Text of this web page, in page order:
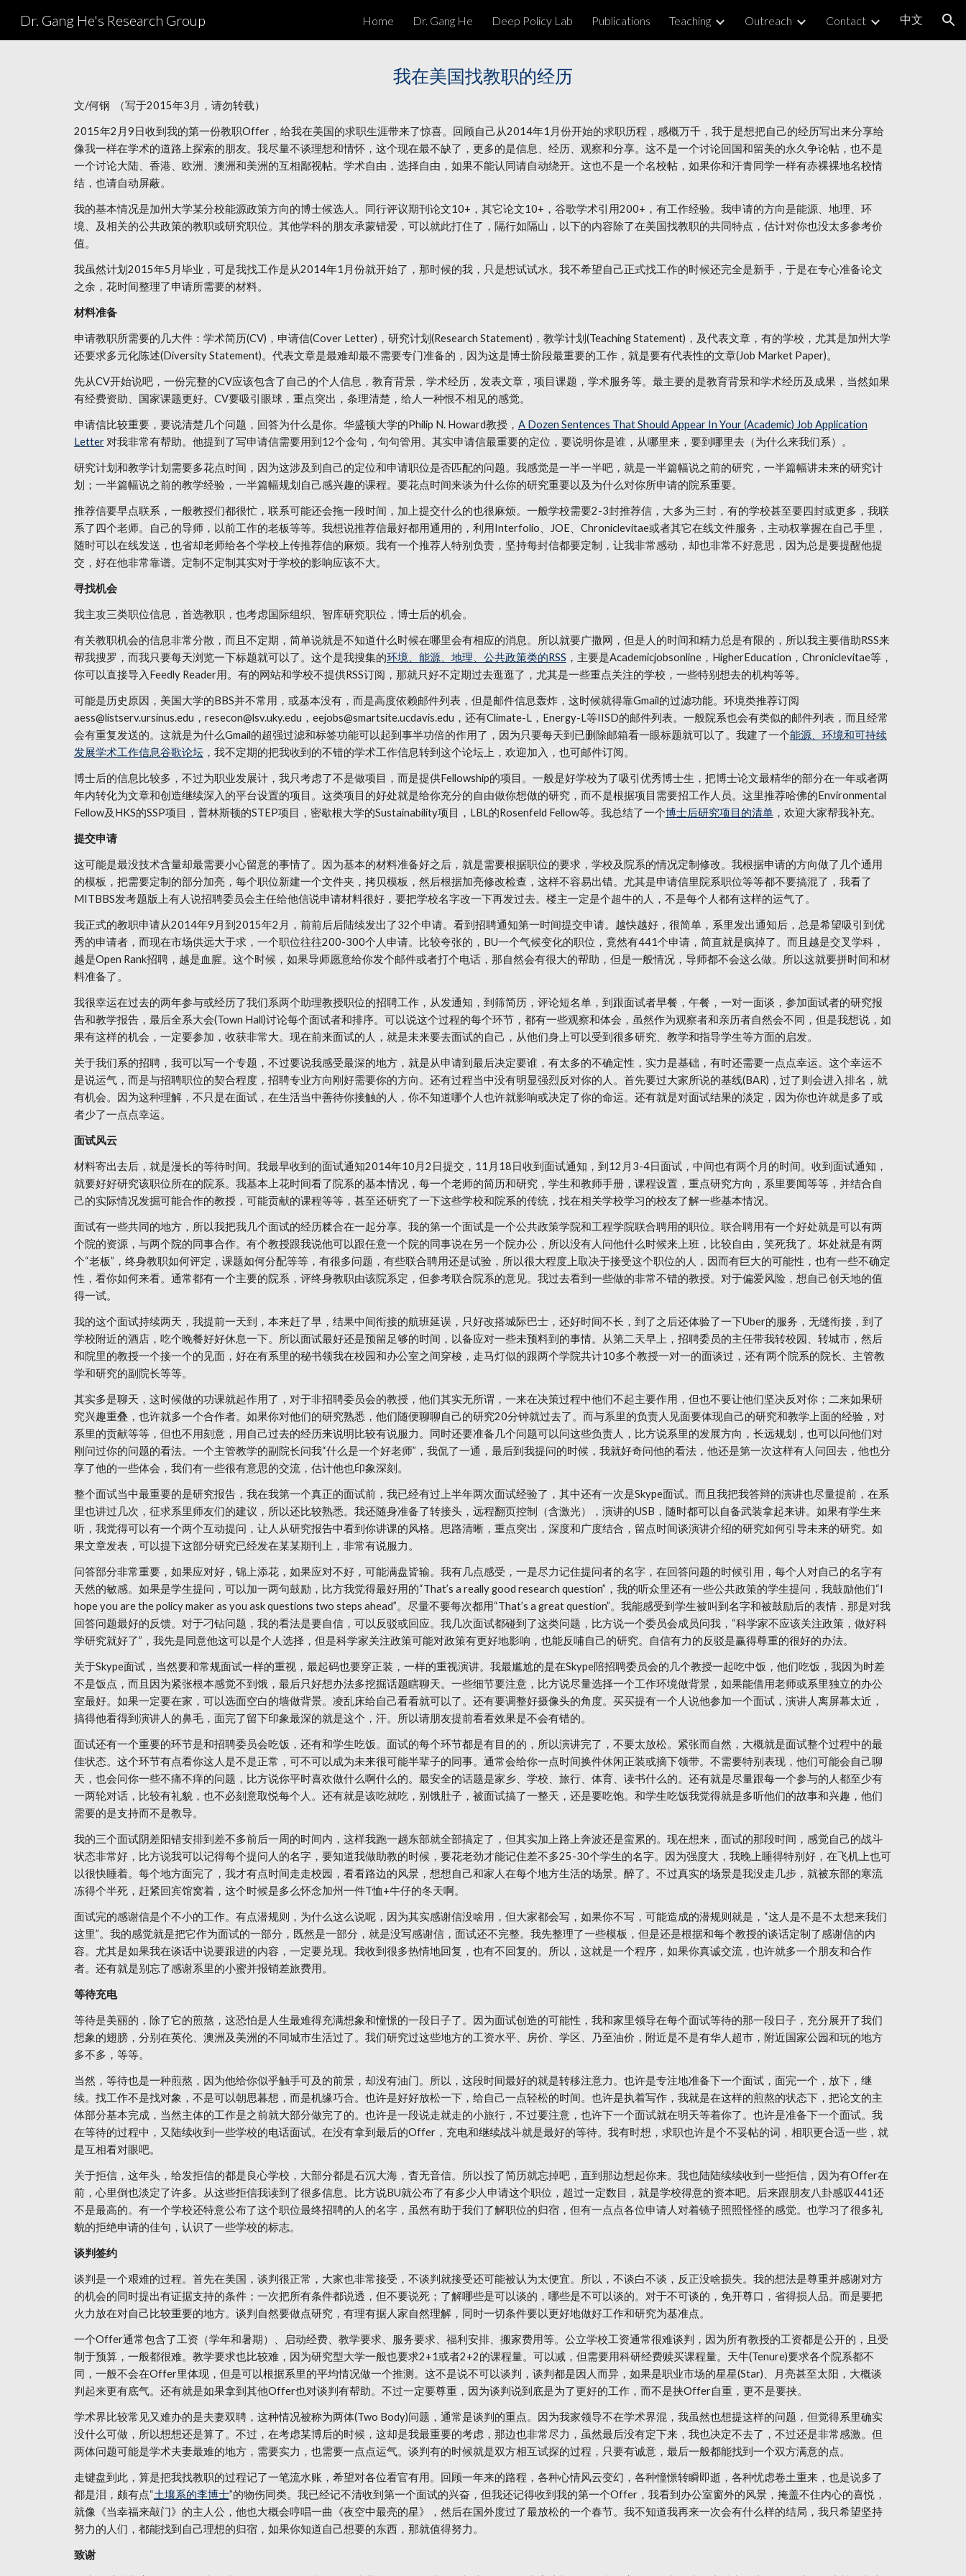
Skip to main content Skip to navigation
Dr. Gang He's Research Group Home Dr. Gang He Deep Policy Lab Publications Teaching Outreach Contact 中文
我在美国找教职的经历
文/何钢 （写于2015年3月，请勿转载）
2015年2月9日收到我的第一份教职Offer，给我在美国的求职生涯带来了惊喜。回顾自己从2014年1月份开始的求职历程，感概万千，我于是想把自己的经历写出来分享给
像我一样在学术的道路上探索的朋友。我尽量不谈理想和情怀，这个现在最不缺了，更多的是信息、经历、观察和分享。这不是一个讨论回国和留美的永久争论帖，也不是
一个讨论大陆、香港、欧洲、澳洲和美洲的互相鄙视帖。学术自由，选择自由，如果不能认同请自动绕开。这也不是一个名校帖，如果你和汗青同学一样有赤裸裸地名校情
结，也请自动屏蔽。
我的基本情况是加州大学某分校能源政策方向的博士候选人。同行评议期刊论文10+，其它论文10+，谷歌学术引用200+，有工作经验。我申请的方向是能源、地理、环
境、及相关的公共政策的教职或研究职位。其他学科的朋友承蒙错爱，可以就此打住了，隔行如隔山，以下的内容除了在美国找教职的共同特点，估计对你也没太多参考价
值。
我虽然计划2015年5月毕业，可是我找工作是从2014年1月份就开始了，那时候的我，只是想试试水。我不希望自己正式找工作的时候还完全是新手，于是在专心准备论文
之余，花时间整理了申请所需要的材料。
材料准备
申请教职所需要的几大件：学术简历(CV)，申请信(Cover Letter)，研究计划(Research Statement)，教学计划(Teaching Statement)，及代表文章，有的学校，尤其是加州大学
还要求多元化陈述(Diversity Statement)。代表文章是最难却最不需要专门准备的，因为这是博士阶段最重要的工作，就是要有代表性的文章(Job Market Paper)。
先从CV开始说吧，一份完整的CV应该包含了自己的个人信息，教育背景，学术经历，发表文章，项目课题，学术服务等。最主要的是教育背景和学术经历及成果，当然如果
有经费资助、国家课题更好。CV要吸引眼球，重点突出，条理清楚，给人一种恨不相见的感觉。
申请信比较重要，要说清楚几个问题，回答为什么是你。华盛顿大学的Philip N. Howard教授， A Dozen Sentences That Should Appear In Your (Academic) Job Application
Letter对我非常有帮助。他提到了写申请信需要用到12个金句，句句管用。其实申请信最重要的定位，要说明你是谁，从哪里来，要到哪里去（为什么来我们系）。
研究计划和教学计划需要多花点时间，因为这涉及到自己的定位和申请职位是否匹配的问题。我感觉是一半一半吧，就是一半篇幅说之前的研究，一半篇幅讲未来的研究计
划；一半篇幅说之前的教学经验，一半篇幅规划自己感兴趣的课程。要花点时间来谈为什么你的研究重要以及为什么对你所申请的院系重要。
推荐信要早点联系，一般教授们都很忙，联系可能还会拖一段时间，加上提交什么的也很麻烦。一般学校需要2-3封推荐信，大多为三封，有的学校甚至要四封或更多，我联
系了四个老师。自己的导师，以前工作的老板等等。我想说推荐信最好都用通用的，利用Interfolio、JOE、Chroniclevitae或者其它在线文件服务，主动权掌握在自己手里，
随时可以在线发送，也省却老师给各个学校上传推荐信的麻烦。我有一个推荐人特别负责，坚持每封信都要定制，让我非常感动，却也非常不好意思，因为总是要提醒他提
交，好在他非常靠谱。定制不定制其实对于学校的影响应该不大。
寻找机会
我主攻三类职位信息，首选教职，也考虑国际组织、智库研究职位，博士后的机会。
有关教职机会的信息非常分散，而且不定期，简单说就是不知道什么时候在哪里会有相应的消息。所以就要广撒网，但是人的时间和精力总是有限的，所以我主要借助RSS来
帮我搜罗，而我只要每天浏览一下标题就可以了。这个是我搜集的环境、能源、地理、公共政策类的RSS ，主要是Academicjobsonline，HigherEducation，Chroniclevitae等，
你可以直接导入Feedly Reader用。有的网站和学校不提供RSS订阅，那就只好不定期过去逛逛了，尤其是一些重点关注的学校，一些特别想去的机构等等。
可能是历史原因，美国大学的BBS并不常用，或基本没有，而是高度依赖邮件列表，但是邮件信息轰炸，这时候就得靠Gmail的过滤功能。环境类推荐订阅
aess@listserv.ursinus.edu，resecon@lsv.uky.edu，eejobs@smartsite.ucdavis.edu，还有Climate-L，Energy-L等IISD的邮件列表。一般院系也会有类似的邮件列表，而且经常
会有重复发送的。这就是为什么Gmail的超强过滤和标签功能可以起到事半功倍的作用了，因为只要每天到已删除邮箱看一眼标题就可以了。我建了一个能源、环境和可持续
发展学术工作信息谷歌论坛，我不定期的把我收到的不错的学术工作信息转到这个论坛上，欢迎加入，也可邮件订阅。
博士后的信息比较多，不过为职业发展计，我只考虑了不是做项目，而是提供Fellowship的项目。一般是好学校为了吸引优秀博士生，把博士论文最精华的部分在一年或者两
年内转化为文章和创造继续深入的平台设置的项目。这类项目的好处就是给你充分的自由做你想做的研究，而不是根据项目需要招工作人员。这里推荐哈佛的Environmental
Fellow及HKS的SSP项目，普林斯顿的STEP项目，密歇根大学的Sustainability项目，LBL的Rosenfeld Fellow等。我总结了一个博士后研究项目的清单，欢迎大家帮我补充。
提交申请
这可能是最没技术含量却最需要小心留意的事情了。因为基本的材料准备好之后，就是需要根据职位的要求，学校及院系的情况定制修改。我根据申请的方向做了几个通用
的模板，把需要定制的部分加亮，每个职位新建一个文件夹，拷贝模板，然后根据加亮修改检查，这样不容易出错。尤其是申请信里院系职位等等都不要搞混了，我看了
MITBBS发考题版上有人说招聘委员会主任给他信说申请材料很好，要把学校名字改一下再发过去。楼主一定是个超牛的人，不是每个人都有这样的运气了。
我正式的教职申请从2014年9月到2015年2月，前前后后陆续发出了32个申请。看到招聘通知第一时间提交申请。越快越好，很简单，系里发出通知后，总是希望吸引到优
秀的申请者，而现在市场供远大于求，一个职位往往200-300个人申请。比较夸张的，BU一个气候变化的职位，竟然有441个申请，简直就是疯掉了。而且越是交叉学科，
越是Open Rank招聘，越是血腥。这个时候，如果导师愿意给你发个邮件或者打个电话，那自然会有很大的帮助，但是一般情况，导师都不会这么做。所以这就要拼时间和材
料准备了。
我很幸运在过去的两年参与或经历了我们系两个助理教授职位的招聘工作，从发通知，到筛简历，评论短名单，到跟面试者早餐，午餐，一对一面谈，参加面试者的研究报
告和教学报告，最后全系大会(Town Hall)讨论每个面试者和排序。可以说这个过程的每个环节，都有一些观察和体会，虽然作为观察者和亲历者自然会不同，但是我想说，如
果有这样的机会，一定要参加，收获非常大。现在前来面试的人，就是未来要去面试的自己，从他们身上可以受到很多研究、教学和指导学生等方面的启发。
关于我们系的招聘，我可以写一个专题，不过要说我感受最深的地方，就是从申请到最后决定要谁，有太多的不确定性，实力是基础，有时还需要一点点幸运。这个幸运不
是说运气，而是与招聘职位的契合程度，招聘专业方向刚好需要你的方向。还有过程当中没有明显强烈反对你的人。首先要过大家所说的基线(BAR)，过了则会进入排名，就
有机会。因为这种理解，不只是在面试，在生活当中善待你接触的人，你不知道哪个人也许就影响或决定了你的命运。还有就是对面试结果的淡定，因为你也许就是多了或
者少了一点点幸运。
面试风云
材料寄出去后，就是漫长的等待时间。我最早收到的面试通知2014年10月2日提交，11月18日收到面试通知，到12月3-4日面试，中间也有两个月的时间。收到面试通知，
就要好好研究该职位所在的院系。我基本上花时间看了院系的基本情况，每一个老师的简历和研究，学生和教师手册，课程设置，重点研究方向，系里要闻等等，并结合自
己的实际情况发掘可能合作的教授，可能贡献的课程等等，甚至还研究了一下这些学校和院系的传统，找在相关学校学习的校友了解一些基本情况。
面试有一些共同的地方，所以我把我几个面试的经历糅合在一起分享。我的第一个面试是一个公共政策学院和工程学院联合聘用的职位。联合聘用有一个好处就是可以有两
个院的资源，与两个院的同事合作。有个教授跟我说他可以跟任意一个院的同事说在另一个院办公，所以没有人问他什么时候来上班，比较自由，笑死我了。坏处就是有两
个“老板”，终身教职如何评定，课题如何分配等等，有很多问题，有些联合聘用还是试验，所以很大程度上取决于接受这个职位的人，因而有巨大的可能性，也有一些不确定
性，看你如何来看。通常都有一个主要的院系，评终身教职由该院系定，但参考联合院系的意见。我过去看到一些做的非常不错的教授。对于偏爱风险，想自己创天地的值
得一试。
我的这个面试持续两天，我提前一天到，本来赶了早，结果中间衔接的航班延误，只好改搭城际巴士，还好时间不长，到了之后还体验了一下Uber的服务，无缝衔接，到了
学校附近的酒店，吃个晚餐好好休息一下。所以面试最好还是预留足够的时间，以备应对一些未预料到的事情。从第二天早上，招聘委员的主任带我转校园、转城市，然后
和院里的教授一个接一个的见面，好在有系里的秘书领我在校园和办公室之间穿梭，走马灯似的跟两个学院共计10多个教授一对一的面谈过，还有两个院系的院长、主管教
学和研究的副院长等等。
其实多是聊天，这时候做的功课就起作用了，对于非招聘委员会的教授，他们其实无所谓，一来在决策过程中他们不起主要作用，但也不要让他们坚决反对你；二来如果研
究兴趣重叠，也许就多一个合作者。如果你对他们的研究熟悉，他们随便聊聊自己的研究20分钟就过去了。而与系里的负责人见面要体现自己的研究和教学上面的经验，对
系里的贡献等等，但也不用刻意，用自己过去的经历来说明比较有说服力。同时还要准备几个问题可以问这些负责人，比方说系里的发展方向，长远规划，也可以问他们对
刚问过你的问题的看法。一个主管教学的副院长问我“什么是一个好老师”，我侃了一通，最后到我提问的时候，我就好奇问他的看法，他还是第一次这样有人问回去，他也分
享了他的一些体会，我们有一些很有意思的交流，估计他也印象深刻。
整个面试当中最重要的是研究报告，我在我第一个真正的面试前，我已经有过上半年两次面试经验了，其中还有一次是Skype面试。而且我把我答辩的演讲也尽量提前，在系
里也讲过几次，征求系里师友们的建议，所以还比较熟悉。我还随身准备了转接头，远程翻页控制（含激光），演讲的USB，随时都可以自备武装拿起来讲。如果有学生来
听，我觉得可以有一个两个互动提问，让人从研究报告中看到你讲课的风格。思路清晰，重点突出，深度和广度结合，留点时间谈演讲介绍的研究如何引导未来的研究。如
果文章发表，可以提下这部分研究已经发在某某期刊上，非常有说服力。
问答部分非常重要，如果应对好，锦上添花，如果应对不好，可能满盘皆输。我有几点感受，一是尽力记住提问者的名字，在回答问题的时候引用，每个人对自己的名字有
天然的敏感。如果是学生提问，可以加一两句鼓励，比方我觉得最好用的“That’s a really good research question”，我的听众里还有一些公共政策的学生提问，我鼓励他们“I
hope you are the policy maker as you ask questions two steps ahead”。尽量不要每次都用“That’s a great question”。我能感受到学生被叫到名字和被鼓励后的表情，那是对我
回答问题最好的反馈。对于刁钻问题，我的看法是要自信，可以反驳或回应。我几次面试都碰到了这类问题，比方说一个委员会成员问我，“科学家不应该关注政策，做好科
学研究就好了”，我先是同意他这可以是个人选择，但是科学家关注政策可能对政策有更好地影响，也能反哺自己的研究。自信有力的反驳是赢得尊重的很好的办法。
关于Skype面试，当然要和常规面试一样的重视，最起码也要穿正装，一样的重视演讲。我最尴尬的是在Skype陪招聘委员会的几个教授一起吃中饭，他们吃饭，我因为时差
不是饭点，而且因为紧张根本感觉不到饿，最后只好想办法多挖掘话题瞎聊天。一些细节要注意，比方说尽量选择一个工作环境做背景，如果能借用老师或系里独立的办公
室最好。如果一定要在家，可以选面空白的墙做背景。凌乱床给自己看看就可以了。还有要调整好摄像头的角度。买买提有一个人说他参加一个面试，演讲人离屏幕太近，
搞得他看得到演讲人的鼻毛，面完了留下印象最深的就是这个，汗。所以请朋友提前看看效果是不会有错的。
面试还有一个重要的环节是和招聘委员会吃饭，还有和学生吃饭。面试的每个环节都是有目的的，所以演讲完了，不要太放松。紧张而自然，大概就是面试整个过程中的最
佳状态。这个环节有点看你这人是不是正常，可不可以成为未来很可能半辈子的同事。通常会给你一点时间换件休闲正装或摘下领带。不需要特别表现，他们可能会自己聊
天，也会问你一些不痛不痒的问题，比方说你平时喜欢做什么啊什么的。最安全的话题是家乡、学校、旅行、体育、读书什么的。还有就是尽量跟每一个参与的人都至少有
一两轮对话，比较有礼貌，也不必刻意取悦每个人。还有就是该吃就吃，别饿肚子，被面试搞了一整天，还是要吃饱。和学生吃饭我觉得就是多听他们的故事和兴趣，他们
需要的是支持而不是教导。
我的三个面试阴差阳错安排到差不多前后一周的时间内，这样我跑一趟东部就全部搞定了，但其实加上路上奔波还是蛮累的。现在想来，面试的那段时间，感觉自己的战斗
状态非常好，比方说我可以记得每个提问人的名字，要知道我做助教的时候，要花老劲才能记住差不多25-30个学生的名字。因为强度大，我晚上睡得特别好，在飞机上也可
以很快睡着。每个地方面完了，我才有点时间走走校园，看看路边的风景，想想自己和家人在每个地方生活的场景。醉了。不过真实的场景是我没走几步，就被东部的寒流
冻得个半死，赶紧回宾馆窝着，这个时候是多么怀念加州一件T恤+牛仔的冬天啊。
面试完的感谢信是个不小的工作。有点潜规则，为什么这么说呢，因为其实感谢信没啥用，但大家都会写，如果你不写，可能造成的潜规则就是，“这人是不是不太想来我们
这里”。我的感觉就是把它作为面试的一部分，既然是一部分，就是没写感谢信，面试还不完整。我先整理了一些模板，但是还是根据和每个教授的谈话定制了感谢信的内
容。尤其是如果我在谈话中说要跟进的内容，一定要兑现。我收到很多热情地回复，也有不回复的。所以，这就是一个程序，如果你真诚交流，也许就多一个朋友和合作
者。还有就是别忘了感谢系里的小蜜并报销差旅费用。
等待充电
等待是美丽的，除了它的煎熬，这恐怕是人生最难得充满想象和憧憬的一段日子了。因为面试创造的可能性，我和家里领导在每个面试等待的那一段日子，充分展开了我们
想象的翅膀，分别在英伦、澳洲及美洲的不同城市生活过了。我们研究过这些地方的工资水平、房价、学区、乃至油价，附近是不是有华人超市，附近国家公园和玩的地方
多不多，等等。
当然，等待也是一种煎熬，因为他给你似乎触手可及的前景，却没有油门。所以，这段时间最好的就是转移注意力。也许是专注地准备下一个面试，面完一个，放下，继
续。找工作不是找对象，不是可以朝思暮想，而是机缘巧合。也许是好好放松一下，给自己一点轻松的时间。也许是执着写作，我就是在这样的煎熬的状态下，把论文的主
体部分基本完成，当然主体的工作是之前就大部分做完了的。也许是一段说走就走的小旅行，不过要注意，也许下一个面试就在明天等着你了。也许是准备下一个面试。我
在等待的过程中，又陆续收到一些学校的电话面试。在没有拿到最后的Offer，充电和继续战斗就是最好的等待。我有时想，求职也许是个不妥帖的词，相职更合适一些，就
是互相看对眼吧。
关于拒信，这年头，给发拒信的都是良心学校，大部分都是石沉大海，杳无音信。所以投了简历就忘掉吧，直到那边想起你来。我也陆陆续续收到一些拒信，因为有Offer在
前，心里倒也淡定了许多。从这些拒信我读到了很多信息。比方说BU就公布了有多少人申请这个职位，超过一定数目，就是学校得意的资本吧。后来跟朋友八卦感叹441还
不是最高的。有一个学校还特意公布了这个职位最终招聘的人的名字，虽然有助于我们了解职位的归宿，但有一点点各位申请人对着镜子照照怪怪的感觉。也学习了很多礼
貌的拒绝申请的佳句，认识了一些学校的标志。
谈判签约
谈判是一个艰难的过程。首先在美国，谈判很正常，大家也非常接受，不谈判就接受还可能被认为太便宜。所以，不谈白不谈，反正没啥损失。我的想法是尊重并感谢对方
的机会的同时提出有证据支持的条件；一次把所有条件都说透，但不要说死；了解哪些是可以谈的，哪些是不可以谈的。对于不可谈的，免开尊口，省得损人品。而是要把
火力放在对自己比较重要的地方。谈判自然要做点研究，有理有据人家自然理解，同时一切条件要以更好地做好工作和研究为基准点。
一个Offer通常包含了工资（学年和暑期）、启动经费、教学要求、服务要求、福利安排、搬家费用等。公立学校工资通常很难谈判，因为所有教授的工资都是公开的，且受
制于预算，一般都很难。教学要求也比较难，因为研究型大学一般也要求2+1或者2+2的课程量。可以减，但需要用科研经费赎买课程量。天牛(Tenure)要求各个院系都不
同，一般不会在Offer里体现，但是可以根据系里的平均情况做一个推测。这不是说不可以谈判，谈判都是因人而异，如果是职业市场的星星(Star)、月亮甚至太阳，大概谈
判起来更有底气。还有就是如果拿到其他Offer也对谈判有帮助。不过一定要尊重，因为谈判说到底是为了更好的工作，而不是挟Offer自重，更不是要挟。
学术界比较常见又难办的是夫妻双聘，这种情况被称为两体(Two Body)问题，通常是谈判的重点。因为我家领导不在学术界混，我虽然也想提这样的问题，但觉得系里确实
没什么可做，所以想想还是算了。不过，在考虑某博后的时候，这却是我最重要的考虑，那边也非常尽力，虽然最后没有定下来，我也决定不去了，不过还是非常感激。但
两体问题可能是学术夫妻最难的地方，需要实力，也需要一点点运气。谈判有的时候就是双方相互试探的过程，只要有诚意，最后一般都能找到一个双方满意的点。
走键盘到此，算是把我找教职的过程记了一笔流水账，希望对各位看官有用。回顾一年来的路程，各种心情风云变幻，各种憧憬转瞬即逝，各种忧虑卷土重来，也是说多了
都是泪，颇有点“土壤系的李博士”的物伤同类。我已经记不清收到第一个面试的兴奋，但我还记得收到我的第一个Offer，我看到办公室窗外的风景，掩盖不住内心的喜悦，
就像《当幸福来敲门》的主人公，他也大概会哼唱一曲《夜空中最亮的星》，然后在国外度过了最放松的一个春节。我不知道我再来一次会有什么样的结局，我只希望坚持
努力的人们，都能找到自己理想的归宿，如果你知道自己想要的东西，那就值得努力。
致谢